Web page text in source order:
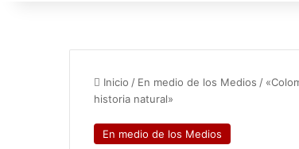
Inicio / En medio de los Medios /
historia natural»
En medio de los Medios